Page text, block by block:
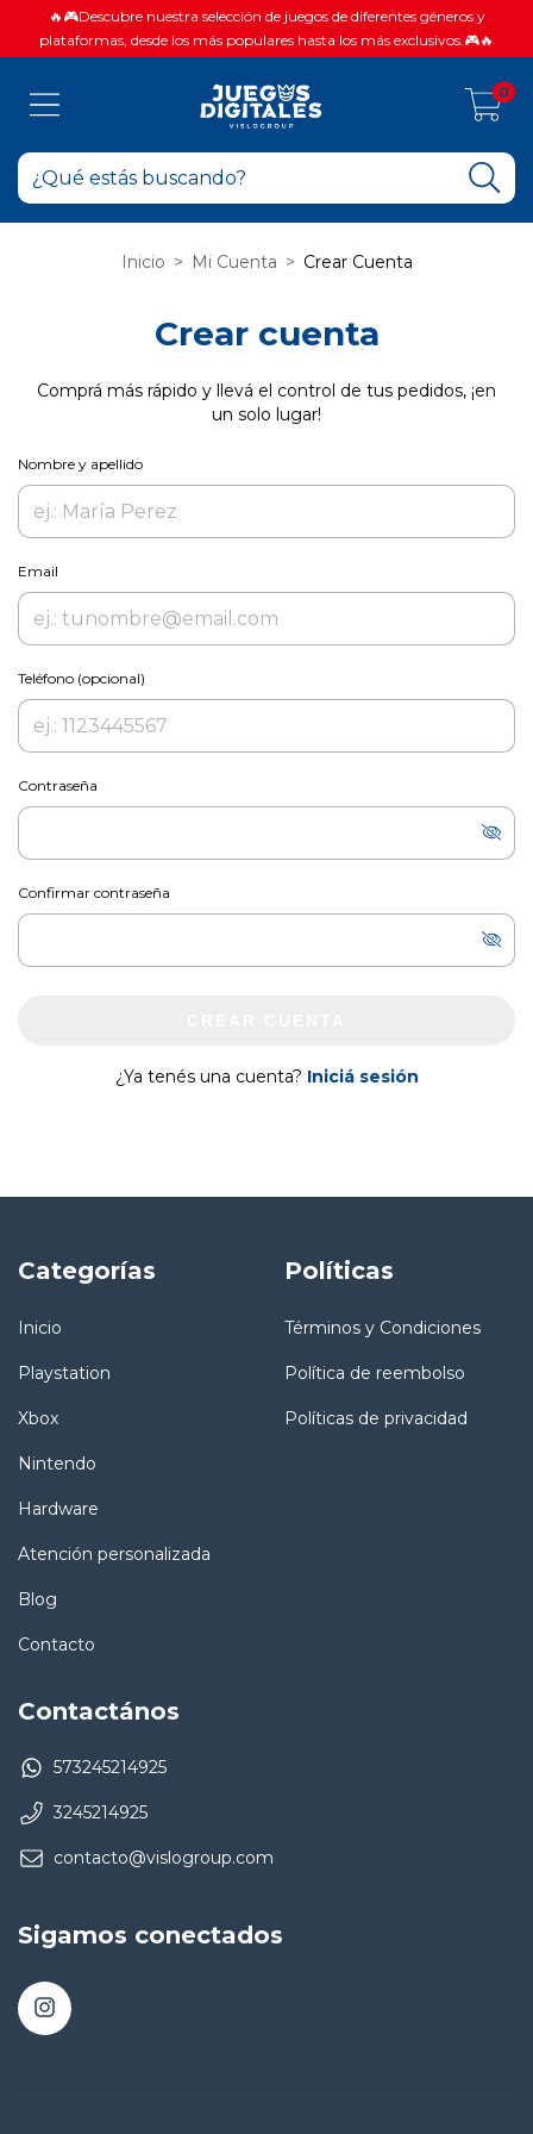
🔥🎮Descubre nuestra selección de juegos de diferentes géneros y
plataformas, desde los más populares hasta los más exclusivos.🎮🔥
0
Inicio > Mi Cuenta > Crear Cuenta
Crear cuenta
Comprá más rápido y llevá el control de tus pedidos, ¡en
un solo lugar!
Nombre y apellido
Email
Teléfono (opcional)
Contraseña
Confirmar contraseña
¿Ya tenés una cuenta? Iniciá sesión
Categorías
Inicio
Playstation
Xbox
Nintendo
Hardware
Atención personalizada
Blog
Contacto
Políticas
Términos y Condiciones
Política de reembolso
Políticas de privacidad
Contactános
573245214925
3245214925
contacto@vislogroup.com
Sigamos conectados